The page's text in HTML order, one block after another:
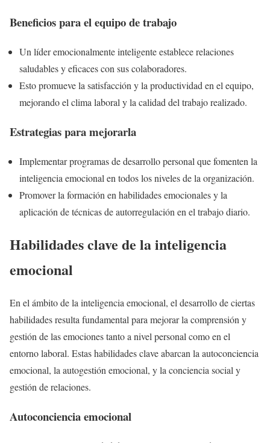
Beneficios para el equipo de trabajo
Un líder emocionalmente inteligente establece relaciones
saludables y eficaces con sus colaboradores.
Esto promueve la satisfacción y la productividad en el equipo,
mejorando el clima laboral y la calidad del trabajo realizado.
Estrategias para mejorarla
Implementar programas de desarrollo personal que fomenten la
inteligencia emocional en todos los niveles de la organización.
Promover la formación en habilidades emocionales y la
aplicación de técnicas de autorregulación en el trabajo diario.
Habilidades clave de la inteligencia
emocional
En el ámbito de la inteligencia emocional, el desarrollo de ciertas
habilidades resulta fundamental para mejorar la comprensión y
gestión de las emociones tanto a nivel personal como en el
entorno laboral. Estas habilidades clave abarcan la autoconciencia
emocional, la autogestión emocional, y la conciencia social y
gestión de relaciones.
Autoconciencia emocional